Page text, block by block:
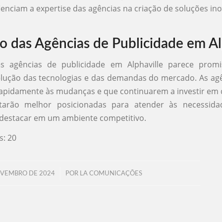
a expertise das agências na criação de soluções
das Agências de Publicidade em
agências de publicidade em Alphaville parece
das tecnologias e das demandas do mercado. As
às mudanças e que continuarem a investir em
melhor posicionadas para atender às
em um ambiente competitivo.
20
DE 2024
/ POR LA COMUNICAÇÕES